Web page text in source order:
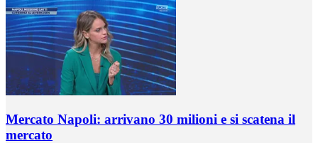
Mercato Napoli: arrivano 30 milioni e si scatena il
mercato